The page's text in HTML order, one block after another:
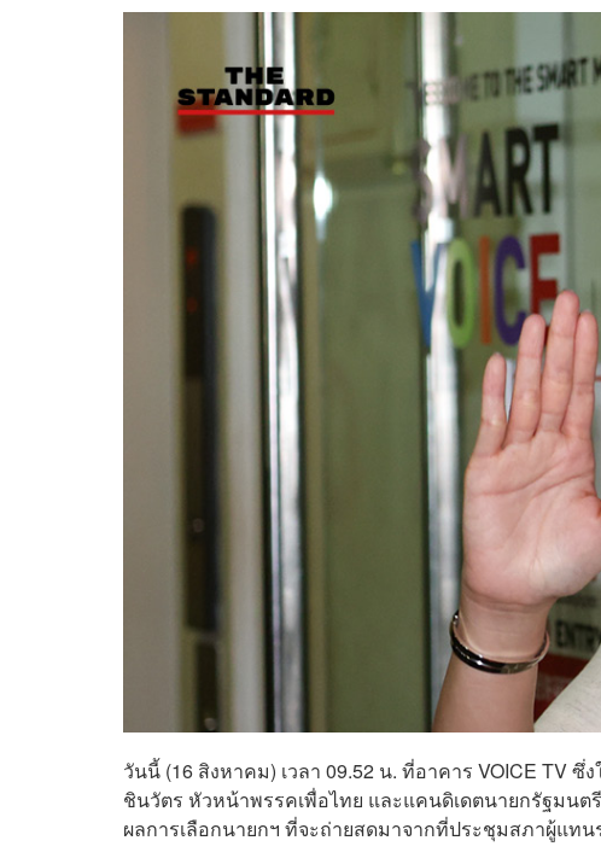
วันนี้ (16 สิงหาคม) เวลา 09.52 น. ที่อาคาร VOICE TV
ชินวัตร หัวหน้าพรรคเพื่อไทย และแคนดิเดตนายกรัฐมน
ผลการเลือกนายกฯ ที่จะถ่ายสดมาจากที่ประชุมสภาผู้แทน